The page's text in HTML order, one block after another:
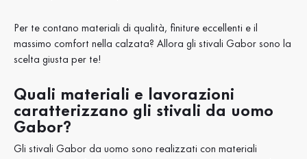
Per te contano materiali di qualità, finiture eccellenti e il
massimo comfort nella calzata? Allora gli stivali Gabor sono la
scelta giusta per te!
Quali materiali e lavorazioni
caratterizzano gli stivali da uomo
Gabor?
Gli stivali Gabor da uomo sono realizzati con materiali